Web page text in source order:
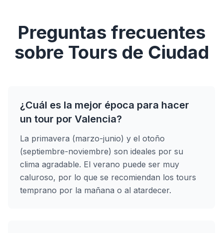
Preguntas frecuentes
sobre Tours de Ciudad
¿Cuál es la mejor época para hacer
un tour por Valencia?
La primavera (marzo-junio) y el otoño
(septiembre-noviembre) son ideales por su
clima agradable. El verano puede ser muy
caluroso, por lo que se recomiendan los tours
temprano por la mañana o al atardecer.